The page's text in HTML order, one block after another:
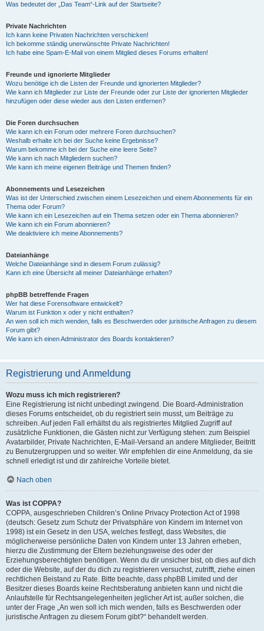
Was bedeutet der „Das Team“-Link auf der Startseite?
Private Nachrichten
Ich kann keine Privaten Nachrichten verschicken!
Ich bekomme ständig unerwünschte Private Nachrichten!
Ich habe eine Spam-E-Mail von einem Mitglied dieses Forums erhalten!
Freunde und ignorierte Mitglieder
Wozu benötige ich die Listen der Freunde und ignorierten Mitglieder?
Wie kann ich Mitglieder zur Liste der Freunde oder zur Liste der ignorierten Mitglieder
hinzufügen oder diese wieder aus den Listen entfernen?
Die Foren durchsuchen
Wie kann ich ein Forum oder mehrere Foren durchsuchen?
Weshalb erhalte ich bei der Suche keine Ergebnisse?
Warum bekomme ich bei der Suche eine leere Seite?
Wie kann ich nach Mitgliedern suchen?
Wie kann ich meine eigenen Beiträge und Themen finden?
Abonnements und Lesezeichen
Was ist der Unterschied zwischen einem Lesezeichen und einem Abonnements für ein
Thema oder Forum?
Wie kann ich ein Lesezeichen auf ein Thema setzen oder ein Thema abonnieren?
Wie kann ich ein Forum abonnieren?
Wie deaktiviere ich meine Abonnements?
Dateianhänge
Welche Dateianhänge sind in diesem Forum zulässig?
Kann ich eine Übersicht all meiner Dateianhänge erhalten?
phpBB betreffende Fragen
Wer hat diese Forensoftware entwickelt?
Warum ist Funktion x oder y nicht enthalten?
An wen soll ich mich wenden, falls es Beschwerden oder juristische Anfragen zu diesem
Forum gibt?
Wie kann ich einen Administrator des Boards kontaktieren?
Registrierung und Anmeldung
Wozu muss ich mich registrieren?
Eine Registrierung ist nicht unbedingt zwingend. Die Board-Administration
dieses Forums entscheidet, ob du registriert sein musst, um Beiträge zu
schreiben. Auf jeden Fall erhältst du als registriertes Mitglied Zugriff auf
zusätzliche Funktionen, die Gästen nicht zur Verfügung stehen: zum Beispiel
Avatarbilder, Private Nachrichten, E-Mail-Versand an andere Mitglieder, Beitritt
zu Benutzergruppen und so weiter. Wir empfehlen dir eine Anmeldung, da sie
schnell erledigt ist und dir zahlreiche Vorteile bietet.
Nach oben
Was ist COPPA?
COPPA, ausgeschrieben Children’s Online Privacy Protection Act of 1998
(deutsch: Gesetz zum Schutz der Privatsphäre von Kindern im Internet von
1998) ist ein Gesetz in den USA, welches festlegt, dass Websites, die
möglicherweise persönliche Daten von Kindern unter 13 Jahren erheben,
hierzu die Zustimmung der Eltern beziehungsweise des oder der
Erziehungsberechtigten benötigen. Wenn du dir unsicher bist, ob dies auf dich
oder die Website, auf der du dich zu registrieren versuchst, zutrifft, ziehe einen
rechtlichen Beistand zu Rate. Bitte beachte, dass phpBB Limited und der
Besitzer dieses Boards keine Rechtsberatung anbieten kann und nicht die
Anlaufstelle für Rechtsangelegenheiten jeglicher Art ist; außer solchen, die
unter der Frage „An wen soll ich mich wenden, falls es Beschwerden oder
juristische Anfragen zu diesem Forum gibt?“ behandelt werden.